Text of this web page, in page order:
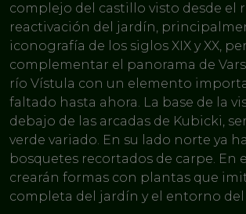
complejo del castillo visto desde el
reactivación del jardín,
iconografía de los siglos XIX y XX,
complementar el panorama de
río Vístula con un elemento
faltado hasta ahora. La base de la
debajo de las arcadas de Kubicki,
verde variado. En su lado norte ya
bosquetes recortados de carpe. En
crearán formas con plantas que
completa del jardín y el entorno del